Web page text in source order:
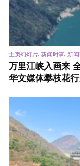
主页幻灯片, 新闻时事, 新
万里江峡入画来
华文媒体攀枝花